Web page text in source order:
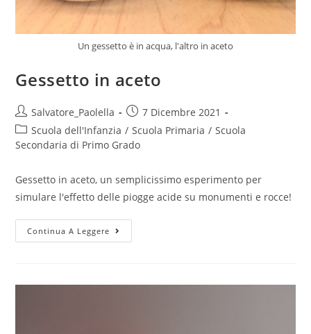
Un gessetto è in acqua, l'altro in aceto
Gessetto in aceto
Post
author:
Salvatore_Paolella
Post
published:
7 Dicembre 2021
Post
category:
Scuola dell'Infanzia / Scuola Primaria / Scuola
Secondaria di Primo Grado
Gessetto in aceto, un semplicissimo esperimento per
simulare l'effetto delle piogge acide su monumenti e rocce!
Continua A Leggere
in